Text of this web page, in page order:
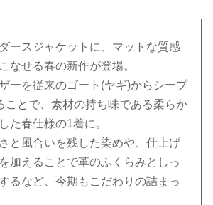
ースジャケットに、マットな質感
なせる春の新作が登場。
ーを従来のゴート(ヤギ)からシープ
ことで、素材の持ち味である柔らか
た春仕様の1着に。
と風合いを残した染めや、仕上げ
加えることで革のふくらみとしっ
るなど、今期もこだわりの詰まっ